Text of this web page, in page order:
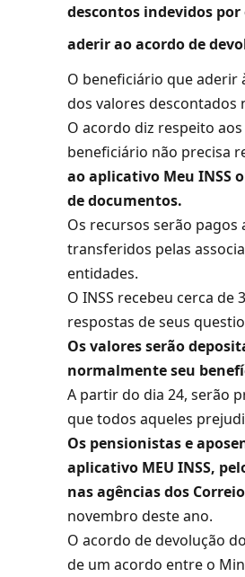
descontos indevidos
aderir ao acordo de
O beneficiário que aderir
dos valores descontados
O acordo diz respeito
beneficiário não precisa
ao aplicativo Meu INSS
de documentos.
Os recursos serão
transferidos pelas
entidades.
O INSS recebeu cerca
respostas de seus
Os valores serão
normalmente seu
A partir do dia 24, serão
que todos aqueles
Os pensionistas e
aplicativo MEU INSS,
nas agências dos
novembro deste ano.
O acordo de devolução
de um acordo entre o